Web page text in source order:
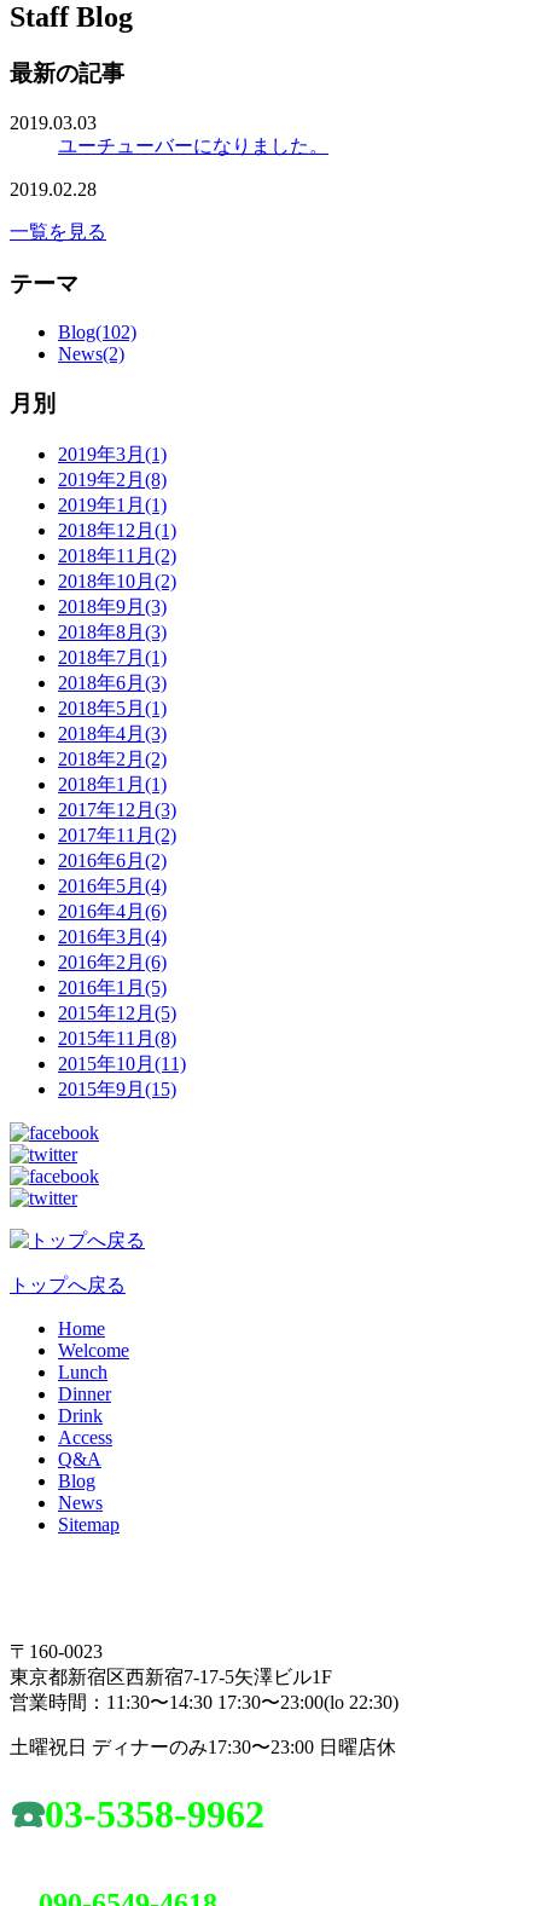
Staff Blog
最新の記事
2019.03.03
ユーチューバーになりました。
2019.02.28
一覧を見る
テーマ
Blog(102)
News(2)
月別
2019年3月(1)
2019年2月(8)
2019年1月(1)
2018年12月(1)
2018年11月(2)
2018年10月(2)
2018年9月(3)
2018年8月(3)
2018年7月(1)
2018年6月(3)
2018年5月(1)
2018年4月(3)
2018年2月(2)
2018年1月(1)
2017年12月(3)
2017年11月(2)
2016年6月(2)
2016年5月(4)
2016年4月(6)
2016年3月(4)
2016年2月(6)
2016年1月(5)
2015年12月(5)
2015年11月(8)
2015年10月(11)
2015年9月(15)
トップへ戻る
Home
Welcome
Lunch
Dinner
Drink
Access
Q&A
Blog
News
Sitemap
〒160-0023
東京都新宿区西新宿7-17-5矢澤ビル1F
営業時間：11:30〜14:30 17:30〜23:00(lo 22:30)
土曜祝日 ディナーのみ17:30〜23:00 日曜店休
☎️03-5358-9962